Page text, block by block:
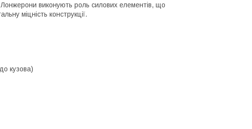
виконують роль силових елементів, що
міцність конструкції.
кузова)